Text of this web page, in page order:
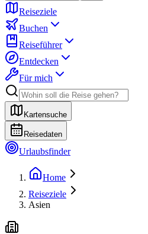
Reiseziele
Buchen
Reiseführer
Entdecken
Für mich
Kartensuche
Reisedaten
Urlaubsfinder
Home
Reiseziele
Asien